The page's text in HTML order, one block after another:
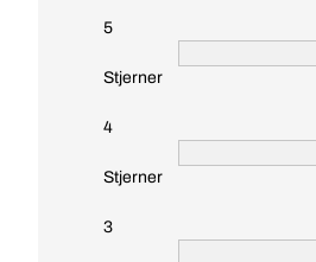
5
Stjerner
4
Stjerner
3